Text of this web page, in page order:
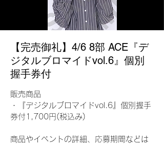
【完売御礼】4/6 8部 ACE『デ
ジタルブロマイドvol.6』個別
握手券付
販売商品
・『デジタルブロマイドvol.6』個別握手
券付1,700円(税込み)
商品やイベントの詳細、応募期間などは